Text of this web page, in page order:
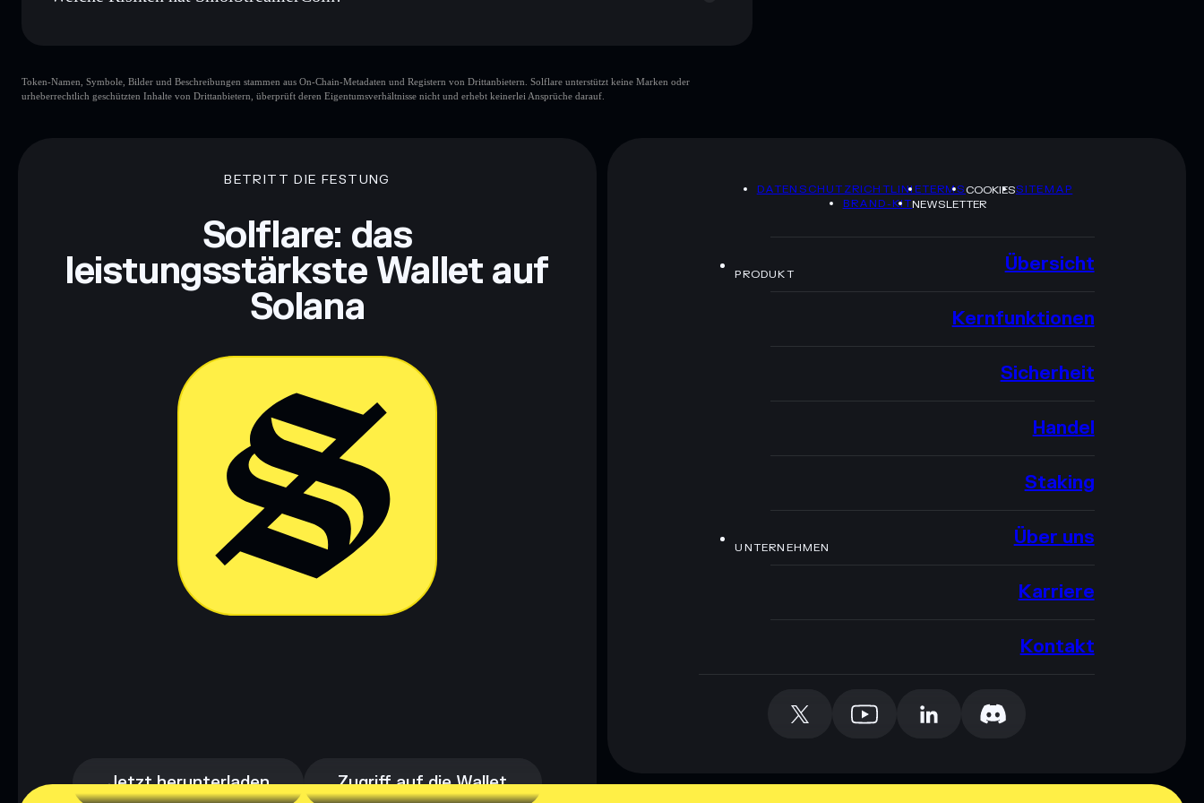
Token-Namen, Symbole, Bilder und Beschreibungen stammen aus On-Chain-Metadaten und Registern von Drittanbietern. Solflare unterstützt keine Marken oder
urheberrechtlich geschützten Inhalte von Drittanbietern, überprüft deren Eigentumsverhältnisse nicht und erhebt keinerlei Ansprüche darauf.
BETRITT DIE FESTUNG
Solflare: das
leistungsstärkste Wallet auf
Solana
Jetzt herunterladen Zugriff auf die Wallet
DATENSCHUTZRICHTLINIETERMSCOOKIESSITEMAP
BRAND-KITNEWSLETTER
PRODUKT Übersicht
Kernfunktionen
Sicherheit
Handel
Staking
UNTERNEHMEN Über uns
Karriere
Kontakt